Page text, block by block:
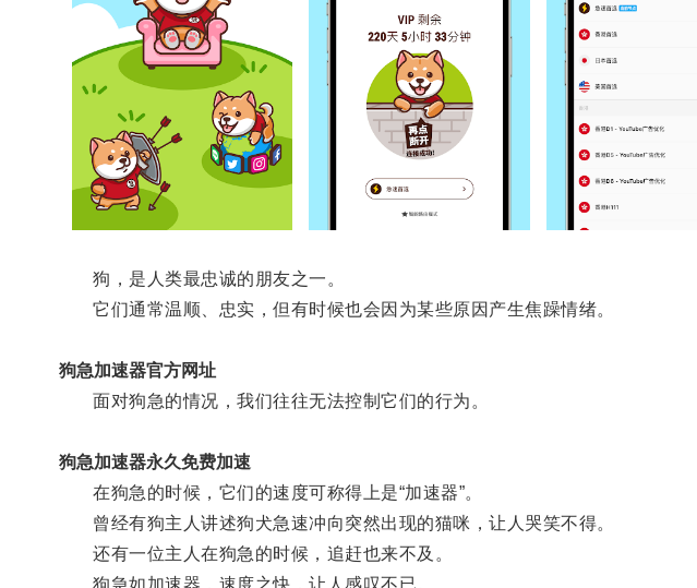
狗，是人类最忠诚的朋友之一。
它们通常温顺、忠实，但有时候也会因为某些原因产生焦躁情绪。
狗急加速器官方网址
面对狗急的情况，我们往往无法控制它们的行为。
狗急加速器永久免费加速
在狗急的时候，它们的速度可称得上是“加速器”。
曾经有狗主人讲述狗犬急速冲向突然出现的猫咪，让人哭笑不得。
还有一位主人在狗急的时候，追赶也来不及。
狗急如加速器，速度之快，让人感叹不已。